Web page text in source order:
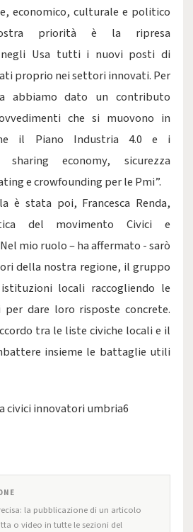
economico, culturale e politico
priorità è la ripresa
negli Usa tutti i nuovi posti di
proprio nei settori innovati. Per
abbiamo dato un contributo
che si muovono in
il Piano Industria 4.0 e i
economy, sicurezza
e crowfounding per le Pmi”.
è stata poi, Francesca Renda,
del movimento Civici e
mio ruolo – ha affermato - sarò
della nostra regione, il gruppo
locali raccogliendo le
dare loro risposte concrete.
tra le liste civiche locali e il
insieme le battaglie utili
la pubblicazione di un articolo
o video in tutte le sezioni del